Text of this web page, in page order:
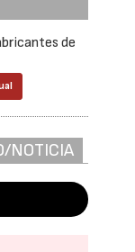
de
NOTICIA